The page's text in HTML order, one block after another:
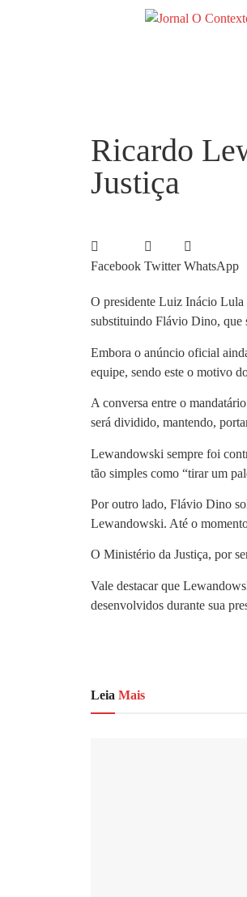
Ricardo
Justiça
Facebook Twitter WhatsApp
O presidente Luiz Inácio
substituindo Flávio Dino, que
Embora o anúncio oficial
equipe, sendo este o motivo
A conversa entre o
será dividido, mantendo,
Lewandowski sempre foi
tão simples como “tirar um
Por outro lado, Flávio Dino
Lewandowski. Até o
O Ministério da Justiça, por
Vale destacar que
desenvolvidos durante sua
Leia Mais